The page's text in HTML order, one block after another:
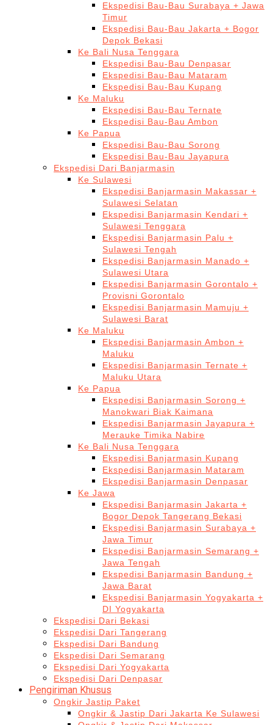
Ekspedisi Bau-Bau Surabaya + Jawa
Timur
Ekspedisi Bau-Bau Jakarta + Bogor
Depok Bekasi
Ke Bali Nusa Tenggara
Ekspedisi Bau-Bau Denpasar
Ekspedisi Bau-Bau Mataram
Ekspedisi Bau-Bau Kupang
Ke Maluku
Ekspedisi Bau-Bau Ternate
Ekspedisi Bau-Bau Ambon
Ke Papua
Ekspedisi Bau-Bau Sorong
Ekspedisi Bau-Bau Jayapura
Ekspedisi Dari Banjarmasin
Ke Sulawesi
Ekspedisi Banjarmasin Makassar +
Sulawesi Selatan
Ekspedisi Banjarmasin Kendari +
Sulawesi Tenggara
Ekspedisi Banjarmasin Palu +
Sulawesi Tengah
Ekspedisi Banjarmasin Manado +
Sulawesi Utara
Ekspedisi Banjarmasin Gorontalo +
Provisni Gorontalo
Ekspedisi Banjarmasin Mamuju +
Sulawesi Barat
Ke Maluku
Ekspedisi Banjarmasin Ambon +
Maluku
Ekspedisi Banjarmasin Ternate +
Maluku Utara
Ke Papua
Ekspedisi Banjarmasin Sorong +
Manokwari Biak Kaimana
Ekspedisi Banjarmasin Jayapura +
Merauke Timika Nabire
Ke Bali Nusa Tenggara
Ekspedisi Banjarmasin Kupang
Ekspedisi Banjarmasin Mataram
Ekspedisi Banjarmasin Denpasar
Ke Jawa
Ekspedisi Banjarmasin Jakarta +
Bogor Depok Tangerang Bekasi
Ekspedisi Banjarmasin Surabaya +
Jawa Timur
Ekspedisi Banjarmasin Semarang +
Jawa Tengah
Ekspedisi Banjarmasin Bandung +
Jawa Barat
Ekspedisi Banjarmasin Yogyakarta +
DI Yogyakarta
Ekspedisi Dari Bekasi
Ekspedisi Dari Tangerang
Ekspedisi Dari Bandung
Ekspedisi Dari Semarang
Ekspedisi Dari Yogyakarta
Ekspedisi Dari Denpasar
Pengiriman Khusus
Ongkir Jastip Paket
Ongkir & Jastip Dari Jakarta Ke Sulawesi